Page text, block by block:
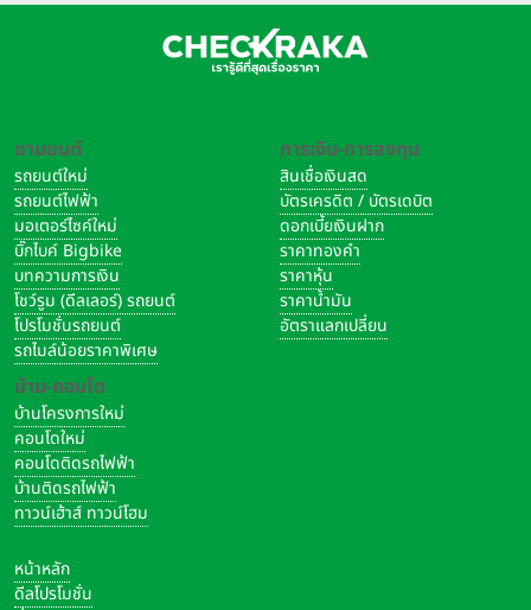
ยานยนต์
รถยนต์ใหม่
รถยนต์ไฟฟ้า
มอเตอร์ไซค์ใหม่
บิ๊กไบค์ Bigbike
บทความการเงิน
โชว์รูม (ดีลเลอร์) รถยนต์
โปรโมชั่นรถยนต์
รถไมล์น้อยราคาพิเศษ
บ้าน-คอนโด
บ้านโครงการใหม่
คอนโดใหม่
คอนโดติดรถไฟฟ้า
บ้านติดรถไฟฟ้า
ทาวน์เฮ้าส์ ทาวน์โฮม
การเงิน-การลงทุน
สินเชื่อเงินสด
บัตรเครดิต / บัตรเดบิต
ดอกเบี้ยเงินฝาก
ราคาทองคำ
ราคาหุ้น
ราคาน้ำมัน
อัตราแลกเปลี่ยน
หน้าหลัก
ดีลโปรโมชั่น